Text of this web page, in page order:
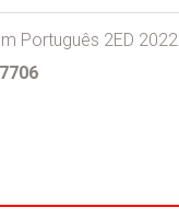
Português 2ED 2022